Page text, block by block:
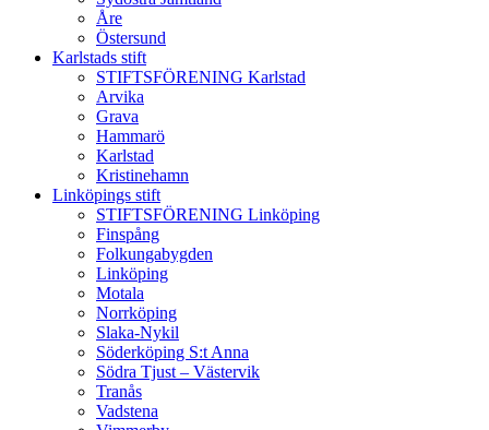
Åre
Östersund
Karlstads stift
STIFTSFÖRENING Karlstad
Arvika
Grava
Hammarö
Karlstad
Kristinehamn
Linköpings stift
STIFTSFÖRENING Linköping
Finspång
Folkungabygden
Linköping
Motala
Norrköping
Slaka-Nykil
Söderköping S:t Anna
Södra Tjust – Västervik
Tranås
Vadstena